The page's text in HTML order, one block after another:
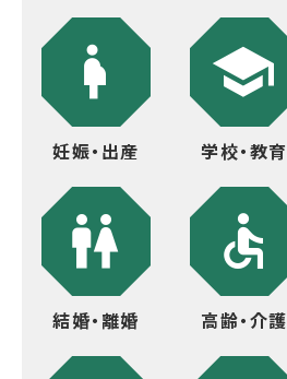
妊娠・出産 学校・教育
結婚・離婚 高齢・介護